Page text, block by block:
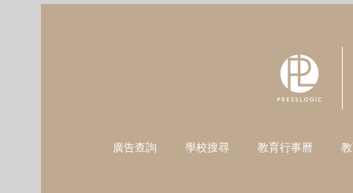
廣告查詢 學校搜尋 教育行事曆